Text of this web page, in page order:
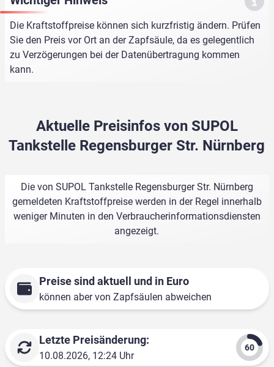
Die Kraftstoffpreise können sich kurzfristig ändern. Prüfen
Sie den Preis vor Ort an der Zapfsäule, da es gelegentlich
zu Verzögerungen bei der Datenübertragung kommen
kann.
Aktuelle Preisinfos von SUPOL
Tankstelle Regensburger Str. Nürnberg
Die von SUPOL Tankstelle Regensburger Str. Nürnberg
gemeldeten Kraftstoffpreise werden in der Regel innerhalb
weniger Minuten in den Verbraucherinformationsdiensten
angezeigt.
Preise sind aktuell und in Euro
können aber von Zapfsäulen abweichen
Letzte Preisänderung:
10.08.2026, 12:24 Uhr